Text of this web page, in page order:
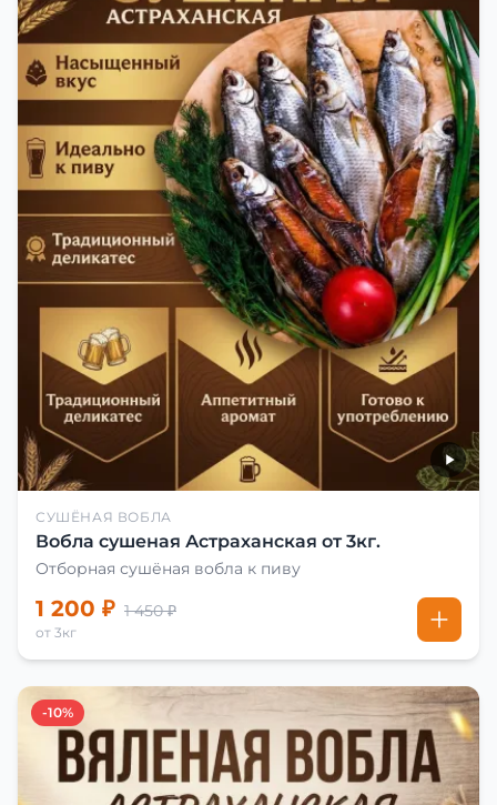
СУШЁНАЯ ВОБЛА
Вобла сушеная Астраханская от 3кг.
Отборная сушёная вобла к пиву
1 200 ₽ 1 450 ₽
от 3кг
-10%